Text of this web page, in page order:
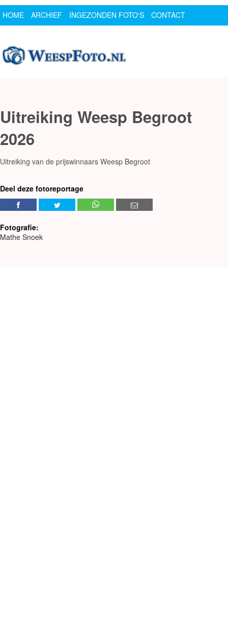
HOME ARCHIEF INGEZONDEN FOTO'S
CONTACT
Uitreiking Weesp Begroot
2026
Uitreiking van de prijswinnaars Weesp Begroot
Deel deze fotoreportage
Fotografie:
Mathe Snoek